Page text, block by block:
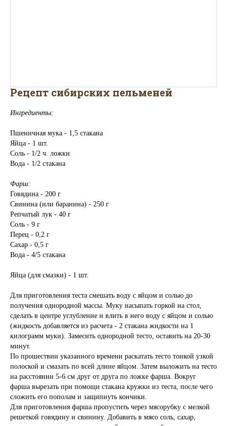
Рецепт сибирских пельменей
Ингредиенты:
Пшеничная мука - 1,5 стакана
Яйца - 1 шт.
Соль - 1/2 ч. ложки
Вода - 1/2 стакана
Фарш:
Говядина - 200 г
Свинина (или баранина) - 250 г
Репчатый лук - 40 г
Соль - 9 г
Перец - 0,2 г
Сахар - 0,5 г
Вода - 4/5 стакана
Яйца (для смазки) - 1 шт.
Для приготовления теста смешать воду с яйцом и солью до
получения однородной массы. Муку насыпать горкой на стол,
сделать в центре углубление и влить в него воду с яйцом и солью
(жидкость добавляется из расчета - 2 стакана жидкости на 1
килограмм муки). Замесить однородной тесто, оставить на 20-30
минут.
По прошествии указанного времени раскатать тесто тонкой узкой
полоской и смазать по всей длине яйцом. Затем выложить на тесто
на расстоянии 5-6 см друг от друга по ложке фарша. Вокруг
фарша вырезать при помощи стакана кружки из теста, после чего
сложить его пополам и защипнуть кончики.
Для приготовления фарша пропустить через мясорубку с мелкой
решеткой говядину и свинину. Добавить в мясо соль, сахар,